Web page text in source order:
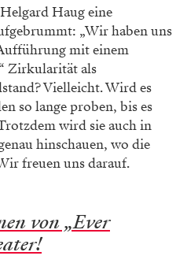
Haug eine
„Wir haben uns
mit einem
Zirkularität als
Vielleicht. Wird es
so lange proben, bis es
wird sie auch in
hinschauen, wo die
freuen uns darauf.
von „Ever